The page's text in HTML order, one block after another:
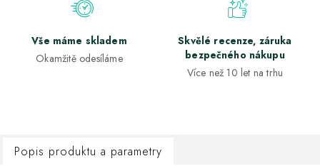
Vše máme skladem
Okamžitě odesíláme
Skvělé recenze, záruka
bezpečného nákupu
Více než 10 let na trhu
Popis produktu a parametry